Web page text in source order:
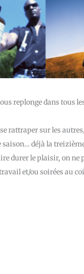
replonge dans tous
rattraper sur les
déjà la
durer le plaisir, on ne
et/ou soirées au